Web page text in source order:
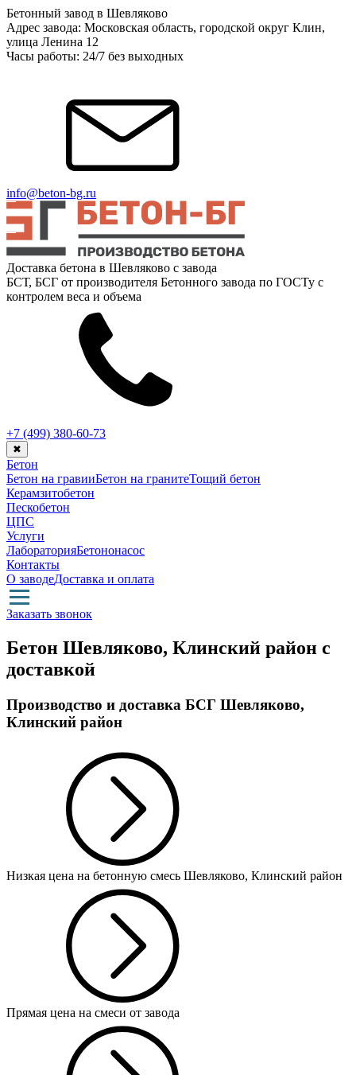
Бетонный завод в Шевляково
Адрес завода: Московская область, городской округ Клин,
улица Ленина 12
Часы работы: 24/7 без выходных
info@beton-bg.ru
Доставка бетона в Шевляково с завода
БСТ, БСГ от производителя Бетонного завода по ГОСТу с
контролем веса и объема
+7 (499) 380-60-73
✖
Бетон
Бетон на гравииБетон на гранитеТощий бетон
Керамзитобетон
Пескобетон
ЦПС
Услуги
ЛабораторияБетононасос
Контакты
О заводеДоставка и оплата
Заказать звонок
Бетон Шевляково, Клинский район с
доставкой
Производство и доставка БСГ Шевляково,
Клинский район
Низкая цена на бетонную смесь Шевляково, Клинский район
Прямая цена на смеси от завода